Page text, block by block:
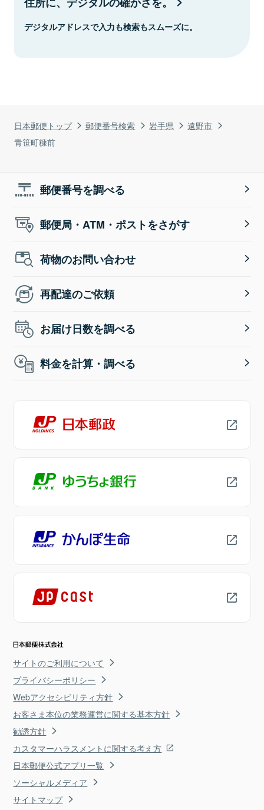
日本郵便トップ 郵便番号検索 岩手県
遠野市
青笹町糠前
デジタルアドレスで入力も検索もスムーズに。
郵便番号を調べる
郵便局・ATM・ポストをさがす
荷物のお問い合わせ
再配達のご依頼
お届け日数を調べる
料金を計算・調べる
サイトのご利用について
プライバシーポリシー
Webアクセシビリティ方針
お客さま本位の業務運営に関する基本方針
勧誘方針
カスタマーハラスメントに関する考え方
日本郵便公式アプリ一覧
ソーシャルメディア
サイトマップ